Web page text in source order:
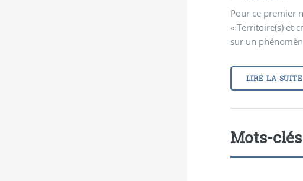
Pour ce premier
« Territoire(s) et
sur un
LIRE LA SUITE
Mots-